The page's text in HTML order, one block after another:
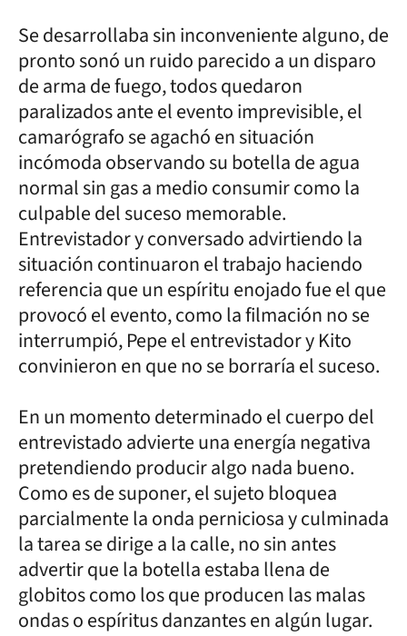
Se desarrollaba sin inconveniente alguno, de
pronto sonó un ruido parecido a un disparo
de arma de fuego, todos quedaron
paralizados ante el evento imprevisible, el
camarógrafo se agachó en situación
incómoda observando su botella de agua
normal sin gas a medio consumir como la
culpable del suceso memorable.
Entrevistador y conversado advirtiendo la
situación continuaron el trabajo haciendo
referencia que un espíritu enojado fue el que
provocó el evento, como la filmación no se
interrumpió, Pepe el entrevistador y Kito
convinieron en que no se borraría el suceso.
En un momento determinado el cuerpo del
entrevistado advierte una energía negativa
pretendiendo producir algo nada bueno.
Como es de suponer, el sujeto bloquea
parcialmente la onda perniciosa y culminada
la tarea se dirige a la calle, no sin antes
advertir que la botella estaba llena de
globitos como los que producen las malas
ondas o espíritus danzantes en algún lugar.